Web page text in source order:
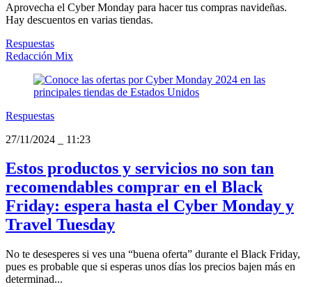
Aprovecha el Cyber Monday para hacer tus compras navideñas.
Hay descuentos en varias tiendas.
Respuestas
Redacción Mix
Respuestas
27/11/2024
11:23
Estos productos y servicios no son tan
recomendables comprar en el Black
Friday: espera hasta el Cyber Monday y
Travel Tuesday
No te desesperes si ves una “buena oferta” durante el Black Friday,
pues es probable que si esperas unos días los precios bajen más en
determinad...